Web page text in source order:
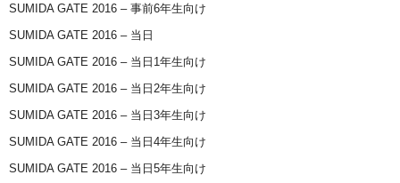
SUMIDA GATE 2016 – 事前6年生向け
SUMIDA GATE 2016 – 当日
SUMIDA GATE 2016 – 当日1年生向け
SUMIDA GATE 2016 – 当日2年生向け
SUMIDA GATE 2016 – 当日3年生向け
SUMIDA GATE 2016 – 当日4年生向け
SUMIDA GATE 2016 – 当日5年生向け